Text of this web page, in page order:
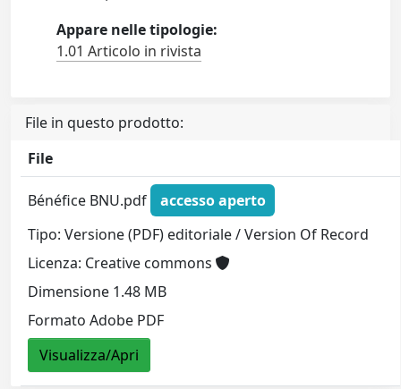
Appare nelle tipologie:
1.01 Articolo in rivista
File in questo prodotto:
File
Bénéfice BNU.pdf
accesso aperto
Tipo: Versione (PDF) editoriale / Version Of Record
Licenza: Creative commons
Dimensione 1.48 MB
Formato Adobe PDF
Visualizza/Apri